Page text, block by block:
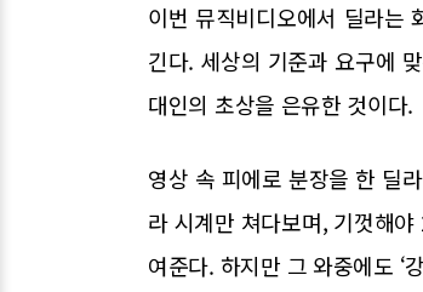
이번 뮤직비디오에서 딜라는
긴다. 세상의 기준과 요구에
대인의 초상을 은유한 것이다.
영상 속 피에로 분장을 한 딜
라 시계만 쳐다보며, 기껏해
여준다. 하지만 그 와중에도 ‘